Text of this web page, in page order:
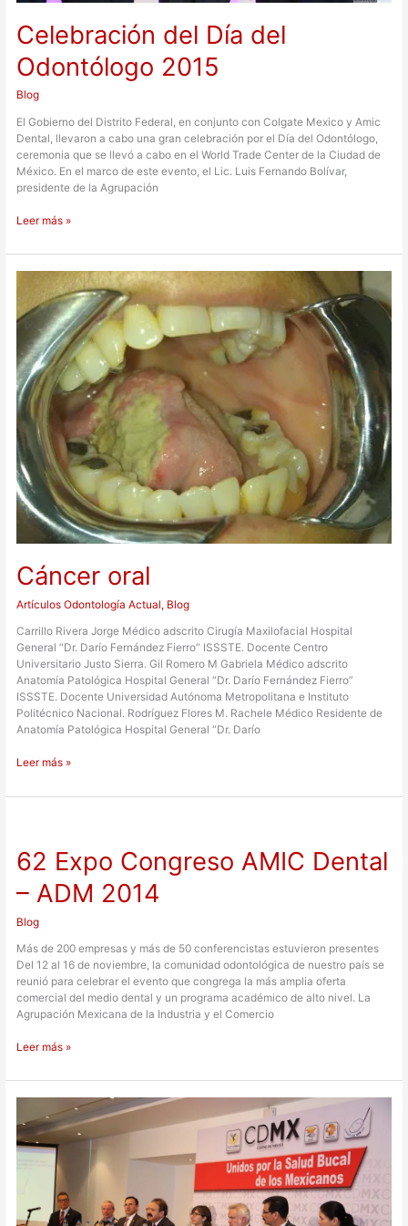
Celebración del Día del
Odontólogo 2015
Blog
El Gobierno del Distrito Federal​, en conjunto con Colgate Mexico​ y Amic
Dental​, llevaron a cabo una gran celebración por el Día del Odontólogo,
ceremonia que se llevó a cabo en el World Trade Center de la Ciudad de
México. En el marco de este evento, el Lic. Luis Fernando Bolívar,
presidente de la Agrupación
Leer más »
Cáncer oral
Artículos Odontología Actual, Blog
Carrillo Rivera Jorge Médico adscrito Cirugía Maxilofacial Hospital
General “Dr. Darío Fernández Fierro” ISSSTE. Docente Centro
Universitario Justo Sierra. Gil Romero M Gabriela Médico adscrito
Anatomía Patológica Hospital General “Dr. Darío Fernández Fierro”
ISSSTE. Docente Universidad Autónoma Metropolitana e Instituto
Politécnico Nacional. Rodríguez Flores M. Rachele Médico Residente de
Anatomía Patológica Hospital General “Dr. Darío
Leer más »
62 Expo Congreso AMIC Dental
– ADM 2014
Blog
Más de 200 empresas y más de 50 conferencistas estuvieron presentes
Del 12 al 16 de noviembre, la comunidad odontológica de nuestro país se
reunió para celebrar el evento que congrega la más amplia oferta
comercial del medio dental y un programa académico de alto nivel. La
Agrupación Mexicana de la Industria y el Comercio
Congreso
AMIC
Dental
ADM
Leer más »
SaludArte
genera
cultura
cepillado
entre